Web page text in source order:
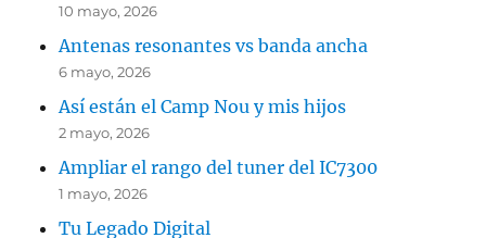
10 mayo, 2026
Antenas resonantes vs banda ancha
6 mayo, 2026
Así están el Camp Nou y mis hijos
2 mayo, 2026
Ampliar el rango del tuner del IC7300
1 mayo, 2026
Tu Legado Digital